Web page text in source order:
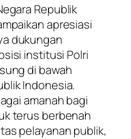
Republik
apresiasi
dukungan
institusi Polri
di bawah
Indonesia.
amanah bagi
terus berbenah
pelayanan publik,